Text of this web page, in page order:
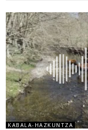
KABALA-HAZKUNTZA